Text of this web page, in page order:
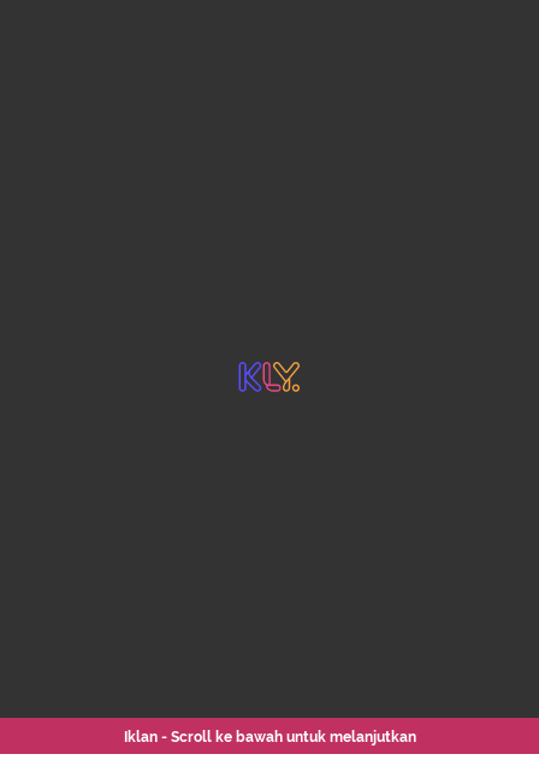
Iklan - Scroll ke bawah untuk melanjutkan